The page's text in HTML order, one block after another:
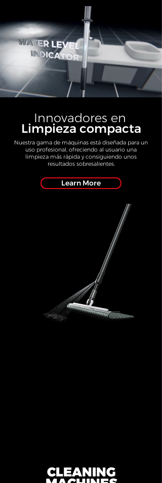
Innovadores en
Limpieza compacta
Nuestra gama de máquinas está diseñada para un
uso profesional, ofreciendo al usuario una
limpieza más rápida y consiguiendo unos
resultados sobresalientes.
Learn More
CLEANING